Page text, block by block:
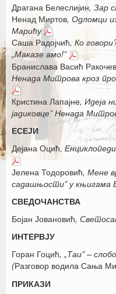
Драгана Белеслијин, Зар
Ненад Миртов, Одломци
Марићу
Саша Радојчић, Ко
„Маказе амо!”
Бранислава Васић
Ненада Митрова кроз
Кристина Лапајне, Идеја
јадиковце” Ненада
ЕСЕЈИ
Дејана Оцић,
Јелена Тодоровић, Мене
садашњости” у књигама
СВЕДОЧАНСТВА
Бојан Јовановић,
ИНТЕРВЈУ
Горан Гоцић, „Таи” –
(Разговор водила Сања
ПРИКАЗИ